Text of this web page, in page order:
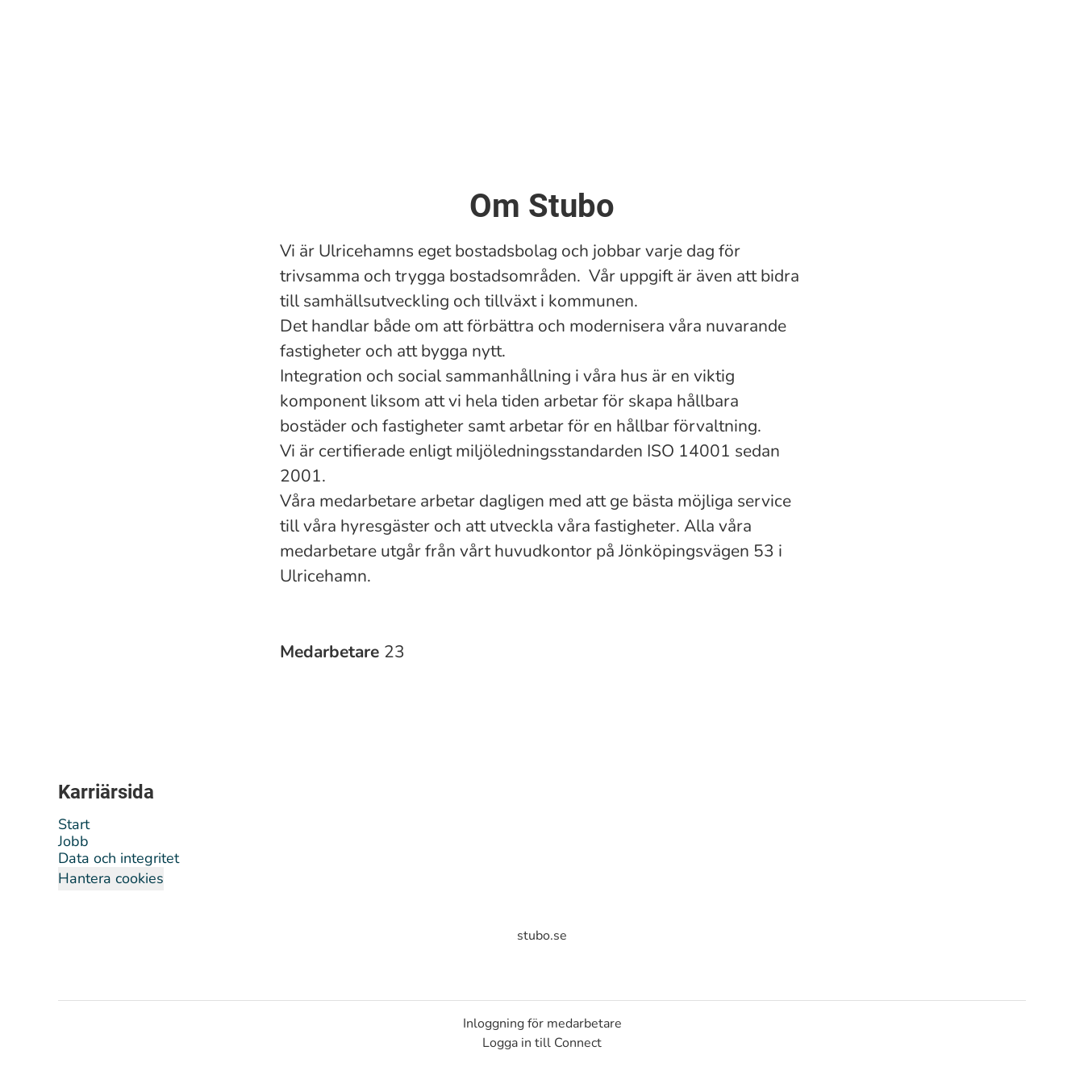
Om Stubo
Vi är Ulricehamns eget bostadsbolag och jobbar varje dag för
trivsamma och trygga bostadsområden. Vår uppgift är även att bidra
till samhällsutveckling och tillväxt i kommunen.
Det handlar både om att förbättra och modernisera våra nuvarande
fastigheter och att bygga nytt.
Integration och social sammanhållning i våra hus är en viktig
komponent liksom att vi hela tiden arbetar för skapa hållbara
bostäder och fastigheter samt arbetar för en hållbar förvaltning.
Vi är certifierade enligt miljöledningsstandarden ISO 14001 sedan
2001.
Våra medarbetare arbetar dagligen med att ge bästa möjliga service
till våra hyresgäster och att utveckla våra fastigheter. Alla våra
medarbetare utgår från vårt huvudkontor på Jönköpingsvägen 53 i
Ulricehamn.
Medarbetare 23
Karriärsida
Start
Jobb
Data och integritet
Hantera cookies
stubo.se
Inloggning för medarbetare
Logga in till Connect